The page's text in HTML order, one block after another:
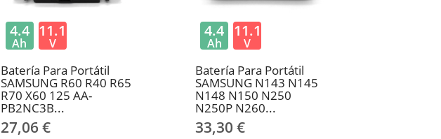
Batería Para Portátil
SAMSUNG R60 R40 R65
R70 X60 125 AA-
PB2NC3B...
27,06 €
4.4
Ah
11.1
V
Batería Para Portátil
SAMSUNG N143 N145
N148 N150 N250
N250P N260...
33,30 €
4.4
Ah
11.1
V